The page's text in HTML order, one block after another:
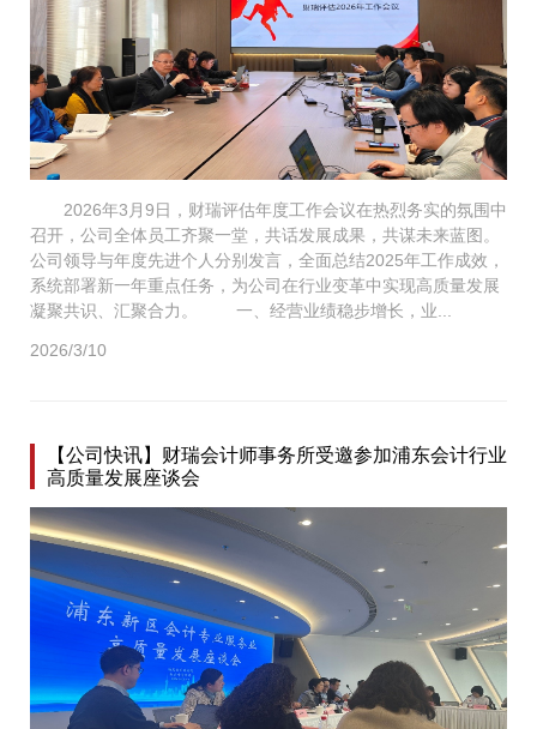
2026年3月9日，财瑞评估年度工作会议在热烈务实的氛围中
召开，公司全体员工齐聚一堂，共话发展成果，共谋未来蓝图。
公司领导与年度先进个人分别发言，全面总结2025年工作成效，
系统部署新一年重点任务，为公司在行业变革中实现高质量发展
凝聚共识、汇聚合力。 一、经营业绩稳步增长，业...
2026/3/10
【公司快讯】财瑞会计师事务所受邀参加浦东会计行业
高质量发展座谈会